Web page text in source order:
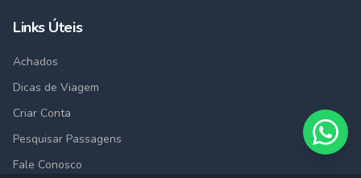
Links Úteis
Achados
Dicas de Viagem
Criar Conta
Pesquisar Passagens
Fale Conosco